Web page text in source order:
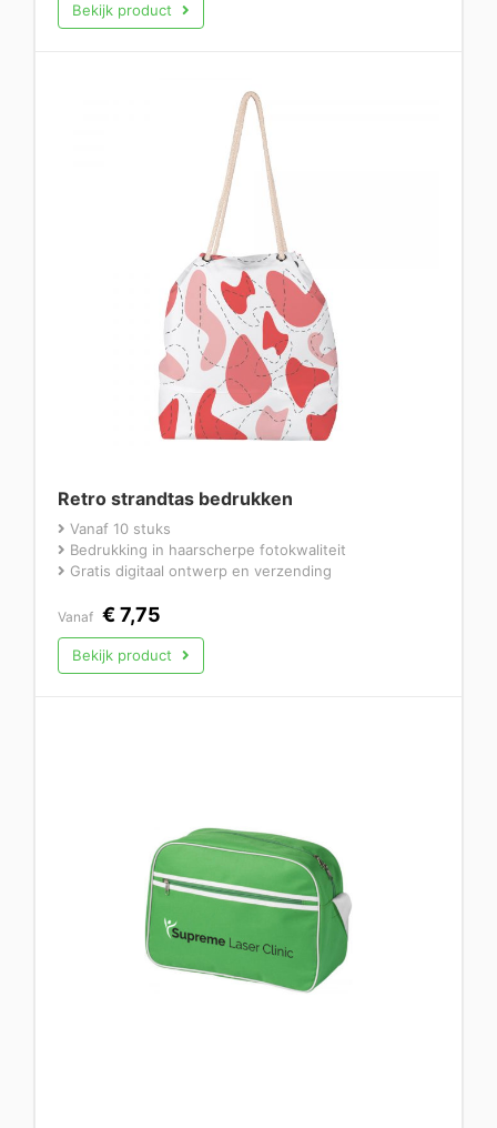
Bekijk product
Retro strandtas bedrukken
Vanaf 10 stuks
Bedrukking in haarscherpe fotokwaliteit
Gratis digitaal ontwerp en verzending
Vanaf €7,75
Bekijk product